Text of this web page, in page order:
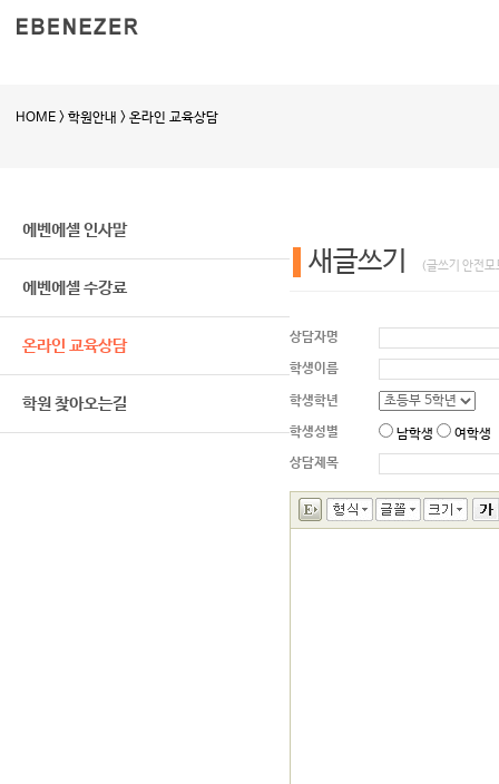
HOME > 학원안내 > 온라인 교육상담
에벤에셀 인사말
에벤에셀 수강료
온라인 교육상담
학원 찾아오는길
새글쓰기 (글쓰기 안전
상담자명
학생이름
학생학년
학생성별
남학생
여학생
상담제목